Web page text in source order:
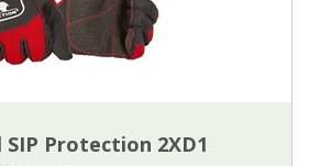
Protection 2XD1